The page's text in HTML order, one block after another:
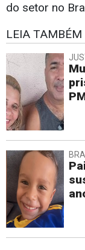
do setor no
LEIA TAMBÉM